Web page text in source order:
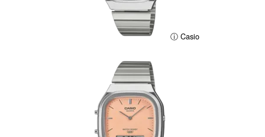
ⓘ Casio